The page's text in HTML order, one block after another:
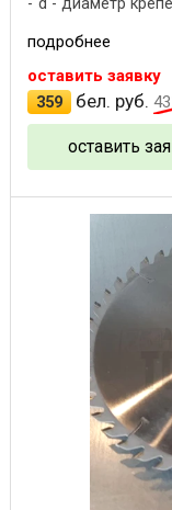
d - диаметр
подробнее
оставить заявку
359
бел. руб.
оставить